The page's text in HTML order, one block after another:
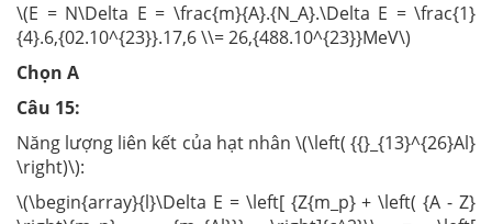
\(E = N\Delta E = \frac{m}{A}.{N_A}.\Delta E = \frac{1}
{4}.6,{02.10^{23}}.17,6 \\= 26,{488.10^{23}}MeV\)
Chọn A
Câu 15:
Năng lượng liên kết của hạt nhân \(\left( {{}_{13}^{26}Al}
\right)\):
\(\begin{array}{l}\Delta E = \left[ {Z{m_p} + \left( {A - Z}